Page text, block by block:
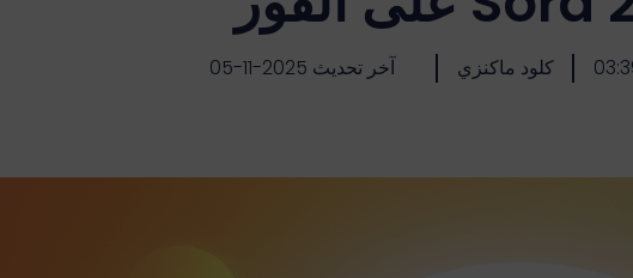
كلود ماكنزي آخر تحديث 2025-11-05